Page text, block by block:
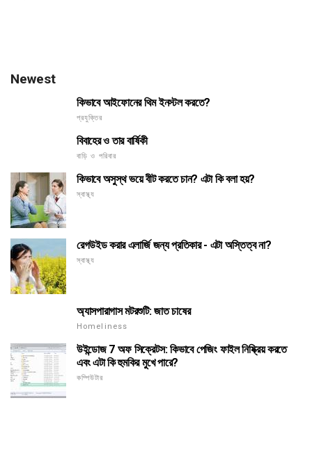
Newest
কিভাবে আইফোনের থিম ইনস্টল করতে?
প্রযুক্তির
বিবাহের ও তার বার্ষিকী
বাড়ি ও পরিবার
কিভাবে অসুস্থ ভয়ে বীট করতে চান? এটা কি বলা হয়?
স্বাস্থ্য
রেগউইড করার এলার্জি জন্য প্রতিকার - এটা অস্তিত্ব না?
স্বাস্থ্য
অ্যাসপারাগাস মটরশুটি: জাত চাষের
Homeliness
উইন্ডোজ 7 অফ সিক্রেটস: কিভাবে পেজিং ফাইল নিষ্ক্রিয় করতে
এবং এটা কি হুমকির মুখে পারে?
কম্পিউটার